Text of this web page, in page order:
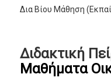
Δια Βίου Μάθηση
Διδακτική
Μαθήματα